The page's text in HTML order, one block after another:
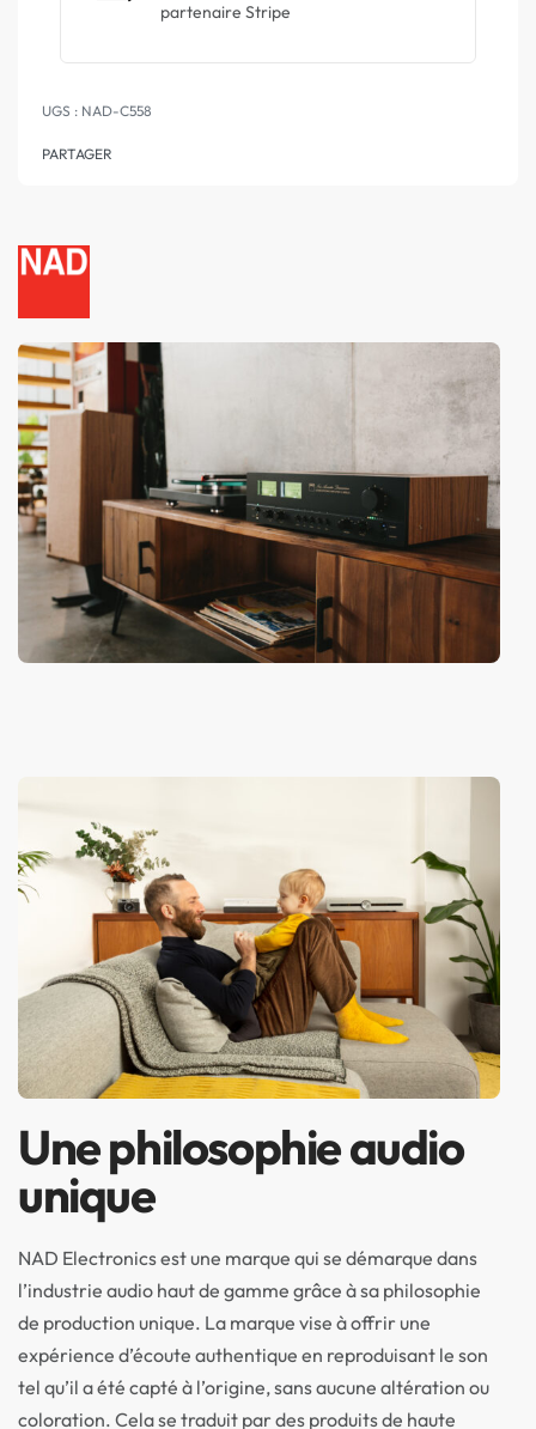
partenaire Stripe
NAD-C558
PARTAGER
Une philosophie audio
unique
NAD Electronics est une marque qui se démarque dans
l’industrie audio haut de gamme grâce à sa philosophie
de production unique. La marque vise à offrir une
expérience d’écoute authentique en reproduisant le son
tel qu’il a été capté à l’origine, sans aucune altération ou
coloration. Cela se traduit par des produits de haute